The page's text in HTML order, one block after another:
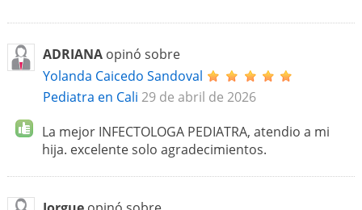
ADRIANAopinó sobre
Yolanda Caicedo Sandoval
Pediatra en Cali 29 de abril de 2026
La mejor INFECTOLOGA PEDIATRA, atendio a mi
hija. excelente solo agradecimientos.